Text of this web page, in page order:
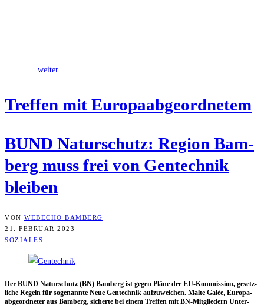
... weiter
Tref­fen mit Europaabgeordnetem
BUND Natur­schutz: Regi­on Bam­
berg muss frei von Gen­tech­nik
bleiben
VON WEBECHO BAMBERG
21. FEBRUAR 2023
SOZIALES
Der BUND Natur­schutz (BN) Bam­berg ist gegen Plä­ne der EU-Kom­mis­si­on, gesetz­
li­che Regeln für soge­nann­te Neue Gen­tech­nik auf­zu­wei­chen. Mal­te Galée, Euro­pa­
ab­ge­ord­ne­ter aus Bam­berg, sicher­te bei einem Tref­fen mit BN-Mit­glie­dern Unter­